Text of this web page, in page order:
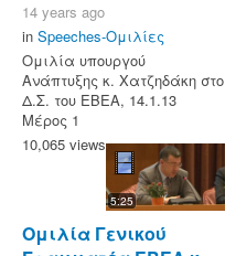
14 years ago
in Speeches-Ομιλίες
Ομιλία υπουργού
Ανάπτυξης κ. Χατζηδάκη στο
Δ.Σ. του ΕΒΕΑ, 14.1.13
Μέρος 1
10,065 views
5:25
Ομιλία Γενικού